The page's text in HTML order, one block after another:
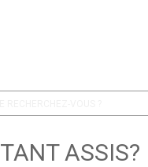
ASSIS?